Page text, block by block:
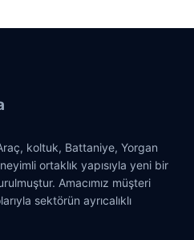
koltuk, Battaniye, Yorgan
ortaklık yapısıyla yeni bir
Amacımız müşteri
sektörün ayrıcalıklı